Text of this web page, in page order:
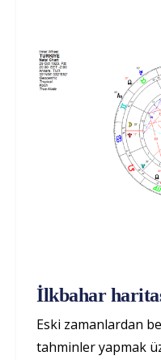
İlkbahar
Eski zamanlardan
tahminler yapmak